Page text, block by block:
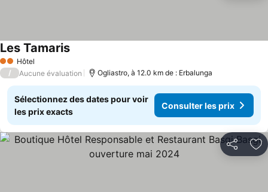
2 Étoiles
Hôtel
Les TamarisConsulter les prix
/ Aucune évaluation Ogliastro, à 12.0 km de : Erbalunga
Sélectionnez des dates pour voir
les prix exacts
Consulter les prix
Partager